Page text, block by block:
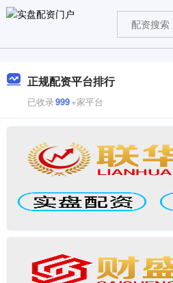
正规配资平台排行
已收录999+家平台